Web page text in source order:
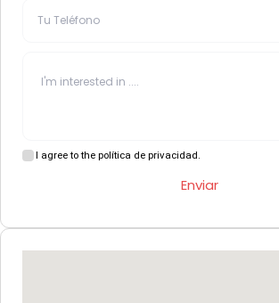
I agree to the política de privacidad.
Enviar